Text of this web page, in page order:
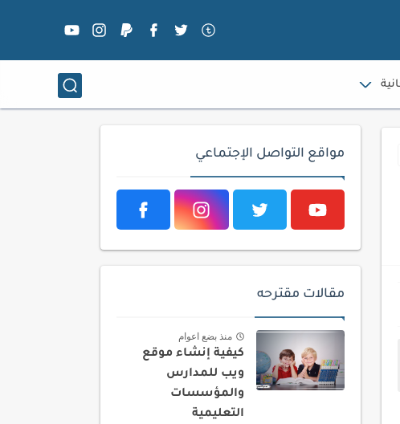
مواقع التواصل الإجتماعي
مقالات مقترحه
منذ بضع اعوام
كيفية إنشاء موقع
ويب للمدارس
والمؤسسات
التعليمية